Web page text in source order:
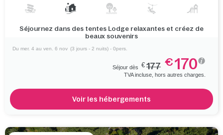
Séjournez dans des tentes Lodge relaxantes et créez de
beaux souvenirs
Du mer. 4 au ven. 6 nov (3 jours - 2 nuits) - 0pers.
Séjour dès € 177 €170
TVA incluse, hors autres charges.
Voir les hébergements